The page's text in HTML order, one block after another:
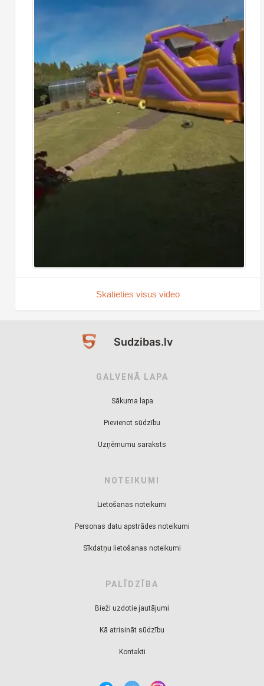
Skatieties visus video
Sudzibas.lv
GALVENĀ LAPA
Sākuma lapa
Pievienot sūdzību
Uzņēmumu saraksts
NOTEIKUMI
Lietošanas noteikumi
Personas datu apstrādes noteikumi
Sīkdatņu lietošanas noteikumi
PALĪDZĪBA
Bieži uzdotie jautājumi
Kā atrisināt sūdzību
Kontakti